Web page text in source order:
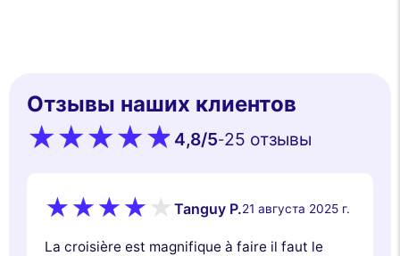
Отзывы наших клиентов
4,8/5-25 oтзывы
Tanguy P.21 августа 2025 г.
La croisière est magnifique à faire il faut le